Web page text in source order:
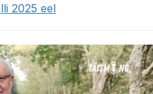
2025 eel